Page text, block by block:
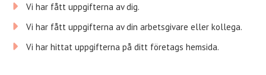
Vi har fått uppgifterna av dig.
Vi har fått uppgifterna av din arbetsgivare eller kollega.
Vi har hittat uppgifterna på ditt företags hemsida.